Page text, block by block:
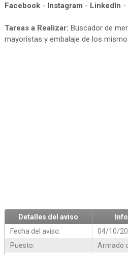
Facebook- Instagram - LinkedIn -
Tareas a Realizar: Buscador de
mayoristas y embalaje de los
Detalles del aviso
Fecha del aviso:
04/10/
Puesto:
Armado